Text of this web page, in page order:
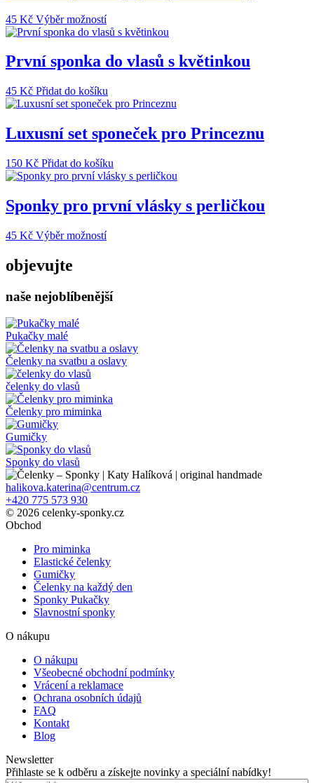
45 Kč Výběr možnostíTento
produkt
více
variant.
lze
vybrat
stránce
produktu
První sponka do vlasů s květinkou
45 Kč Přidat do košíku
Luxusní set sponeček pro Princeznu
150 Kč Přidat do košíku
Sponky pro první vlásky s perličkou
45 Kč Výběr možnostíTento
Možnosti
stránce
produktu
objevujte
naše nejoblíbenější
Pukačky malé
Čelenky na svatbu a oslavy
čelenky do vlasů
Čelenky pro miminka
Gumičky
Sponky do vlasů
halikova.katerina@centrum.cz
+420 775 573 930
© 2026 celenky-sponky.cz
Obchod
Pro miminka
Elastické čelenky
Gumičky
Čelenky na každý den
Sponky Pukačky
Slavnostní sponky
O nákupu
O nákupu
Všeobecné obchodní podmínky
Vrácení a reklamace
Ochrana osobních údajů
FAQ
Kontakt
Blog
Newsletter
Přihlaste se k odběru a získejte novinky a speciální nabídky!